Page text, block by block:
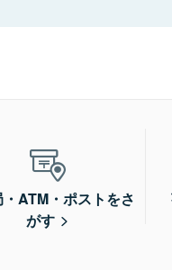
ATM・ポストをさ
がす